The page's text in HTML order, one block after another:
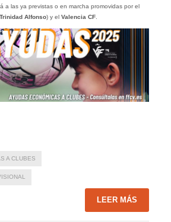
a las ya previstas o en marcha promovidas por el
Alfonso) y el Valencia CF.
A CLUBES
LEER MÁS